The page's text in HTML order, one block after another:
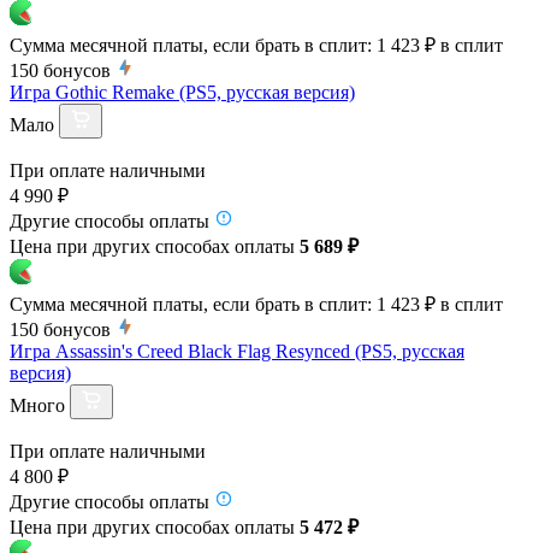
Сумма месячной платы, если брать в сплит: 1 423 ₽ в сплит
150 бонусов
Игра Gothic Remake (PS5, русская версия)
Мало
При оплате наличными
4 990 ₽
Другие способы оплаты
Цена при других способах оплаты 5 689 ₽
Сумма месячной платы, если брать в сплит: 1 423 ₽ в сплит
150 бонусов
Игра Assassin's Creed Black Flag Resynced (PS5, русская
версия)
Много
При оплате наличными
4 800 ₽
Другие способы оплаты
Цена при других способах оплаты 5 472 ₽